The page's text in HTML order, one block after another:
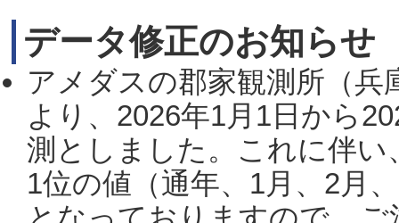
データ修正のお知らせ
アメダスの郡家観測所（
より、2026年1月1日から
測としました。これに伴い
1位の値（通年、1月、2月